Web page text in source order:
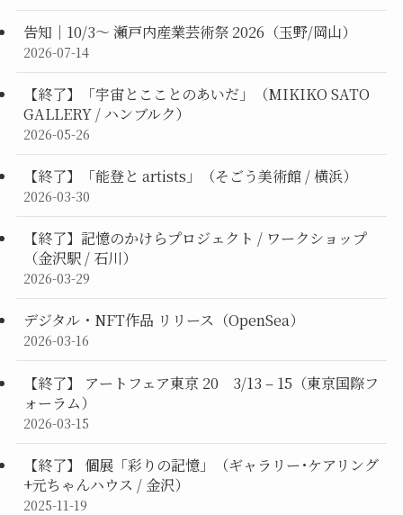
告知｜10/3〜 瀬戸内産業芸術祭 2026（玉野/岡山）
2026-07-14
【終了】「宇宙とこことのあいだ」（MIKIKO SATO
GALLERY / ハンブルク）
2026-05-26
【終了】「能登と artists」（そごう美術館 / 横浜）
2026-03-30
【終了】記憶のかけらプロジェクト / ワークショップ
（金沢駅 / 石川）
2026-03-29
デジタル・NFT作品 リリース（OpenSea）
2026-03-16
【終了】 アートフェア東京 20 3/13 – 15（東京国際フ
ォーラム）
2026-03-15
【終了】 個展「彩りの記憶」（ギャラリー･ケアリング
+元ちゃんハウス / 金沢）
2025-11-19